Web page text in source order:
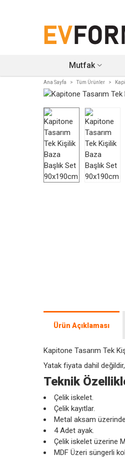
Mutfak
Ana Sayfa > Tüm Ürünler >
Ürün Açıklaması
Kapitone Tasarım Tek
Yatak fiyata dahil
Teknik
Çelik iskelet.
Çelik kayıtlar.
Metal aksam
4 Adet ayak.
Çelik iskelet üzerine
MDF Üzeri süngerli